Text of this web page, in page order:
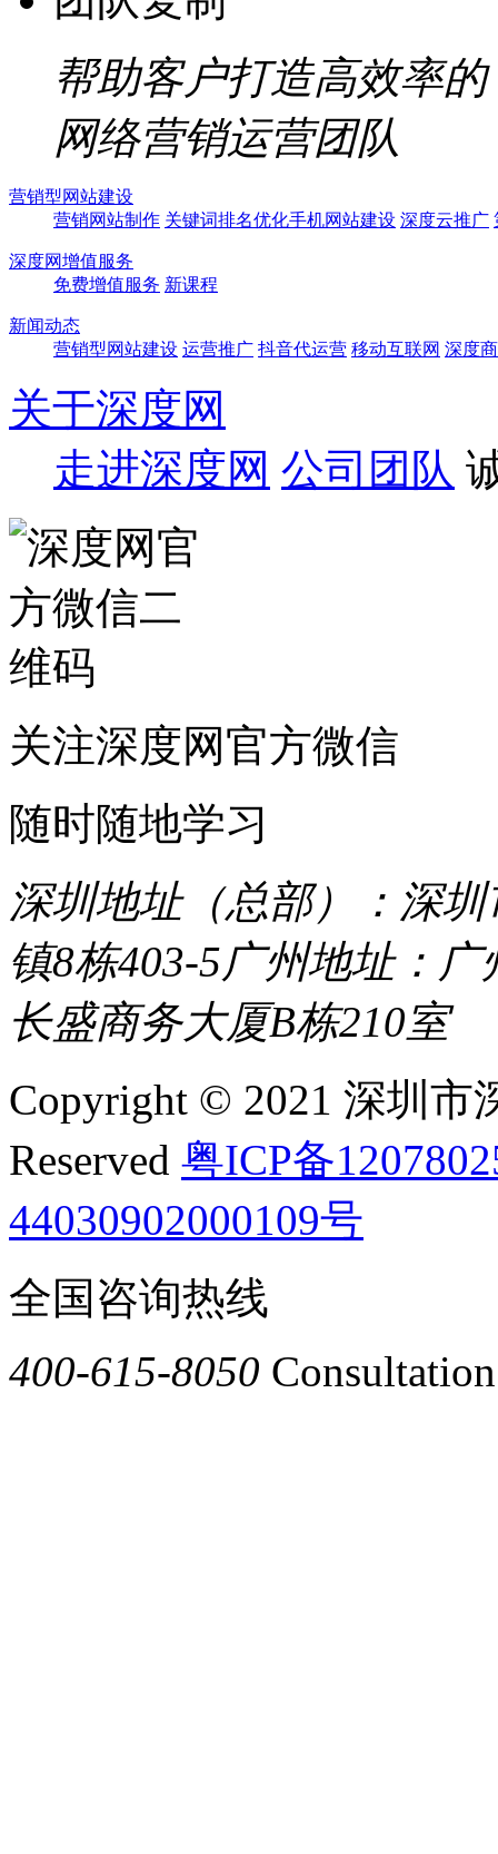
帮助客户打造高效率的
网络营销运营团队
营销型网站建设
营销网站制作 关键词排名优化手机网站建设 深度云推广
深度网增值服务
免费增值服务 新课程
新闻动态
营销型网站建设 运营推广 抖音代运营 移动互联网 深度
关于深度网
走进深度网 公司团队
关注深度网官方微信
随时随地学习
深圳地址（总部）：深
镇8栋403-5广州地址：
长盛商务大厦B栋210室
Copyright © 2021 深圳市
Reserved 粤ICP备
44030902000109号
全国咨询热线
400-615-8050